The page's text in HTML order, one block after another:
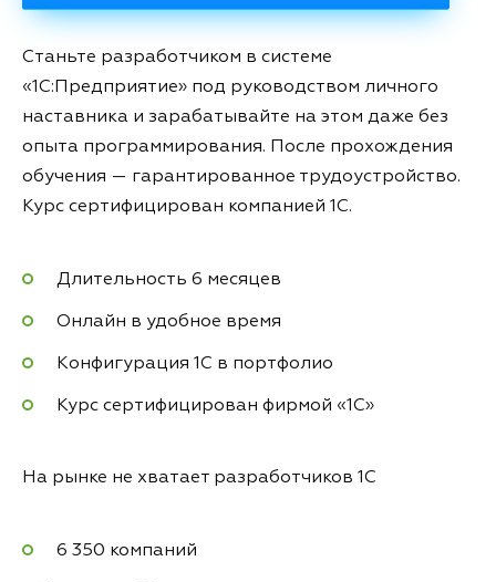
Станьте разработчиком в системе
«1С:Предприятие» под руководством личного
наставника и зарабатывайте на этом даже без
опыта программирования. После прохождения
обучения — гарантированное трудоустройство.
Курс сертифицирован компанией 1С.
Длительность 6 месяцев
Онлайн в удобное время
Конфигурация 1С в портфолио
Курс сертифицирован фирмой «1С»
На рынке не хватает разработчиков 1С
6 350 компаний